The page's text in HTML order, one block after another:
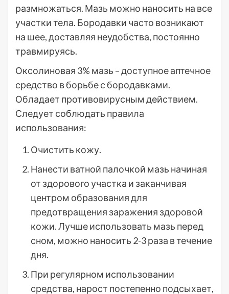
размножаться. Мазь можно наносить на все
участки тела. Бородавки часто возникают
на шее, доставляя неудобства, постоянно
травмируясь.
Оксолиновая 3% мазь – доступное аптечное
средство в борьбе с бородавками.
Обладает противовирусным действием.
Следует соблюдать правила
использования:
Очистить кожу.
Нанести ватной палочкой мазь начиная
от здорового участка и заканчивая
центром образования для
предотвращения заражения здоровой
кожи. Лучше использовать мазь перед
сном, можно наносить 2-3 раза в течение
дня.
При регулярном использовании
средства, нарост постепенно подсыхает,